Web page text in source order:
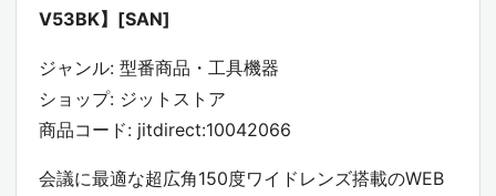
V53BK】[SAN]
ジャンル: 型番商品・工具機器
ショップ: ジットストア
商品コード: jitdirect:10042066
会議に最適な超広角150度ワイドレンズ搭載のWEB